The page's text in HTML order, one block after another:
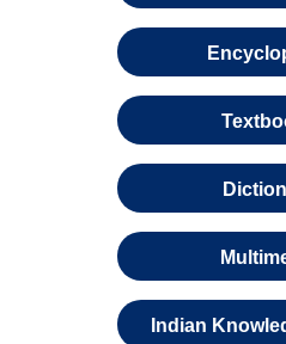
Indian